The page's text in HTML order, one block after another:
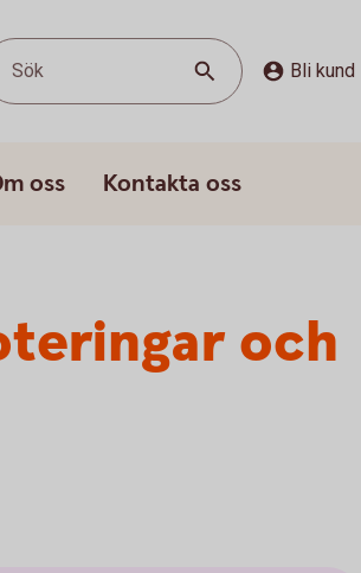
Sök Bli kund
oss Kontakta oss
och